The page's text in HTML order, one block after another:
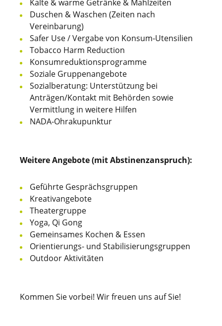
Kalte & warme Getränke & Mahlzeiten
Duschen & Waschen (Zeiten nach
Vereinbarung)
Safer Use / Vergabe von Konsum-Utensilien
Tobacco Harm Reduction
Konsumreduktionsprogramme
Soziale Gruppenangebote
Sozialberatung: Unterstützung bei
Anträgen/Kontakt mit Behörden sowie
Vermittlung in weitere Hilfen
NADA-Ohrakupunktur
Weitere Angebote (mit Abstinenzanspruch):
Geführte Gesprächsgruppen
Kreativangebote
Theatergruppe
Yoga, Qi Gong
Gemeinsames Kochen & Essen
Orientierungs- und Stabilisierungsgruppen
Outdoor Aktivitäten
Kommen Sie vorbei! Wir freuen uns auf Sie!